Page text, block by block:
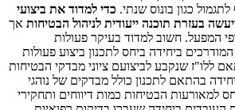
כגון בונוס שנתי. כדי למדוד את ביצועי
בעזרת תוכנה ייעודית לניהול הבטיחות אך
המפעל. חשוב למדוד בעיקר פעולות
ביחידה ביחס לתכנון ביצוע פעולות
ללו"ז שנקבע לביצועם ציוני מבדקי הבטיחות
בהתאם לתכנון כולל מבדקים של נוהגי
למאורעות הבטיחות כמות דיווחים ותחקירי